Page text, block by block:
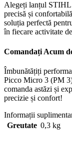
Alegeți lanțul STIHL
precisă și
soluția perfectă
în fiecare activitate
Comandați Acum
Îmbunătățiți
Picco Micro 3 (PM
comanda astăzi și
precizie și confort!
Informații
Greutate 0,3 kg